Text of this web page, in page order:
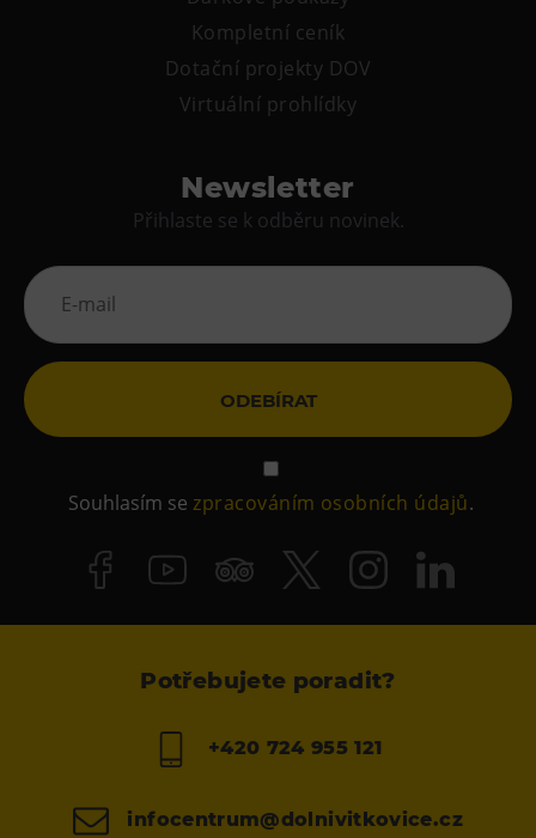
Kompletní ceník
Dotační projekty DOV
Virtuální prohlídky
Newsletter
Přihlaste se k odběru novinek.
ODEBÍRAT
Souhlasím sezpracováním osobních údajů.
Potřebujete poradit?
+420 724 955 121
infocentrum@dolnivitkovice.cz